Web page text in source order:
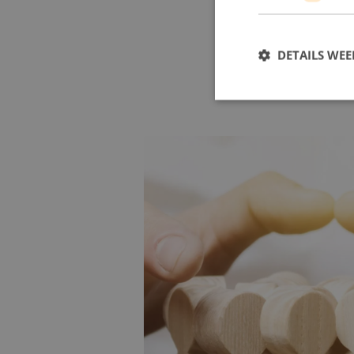
Wie zijn wij bij
RoboPharma is een
geloven in samenwerking,
groeien, te leren en impact te
op vooruitgang – en we zijn
organisatie.
DETAILS